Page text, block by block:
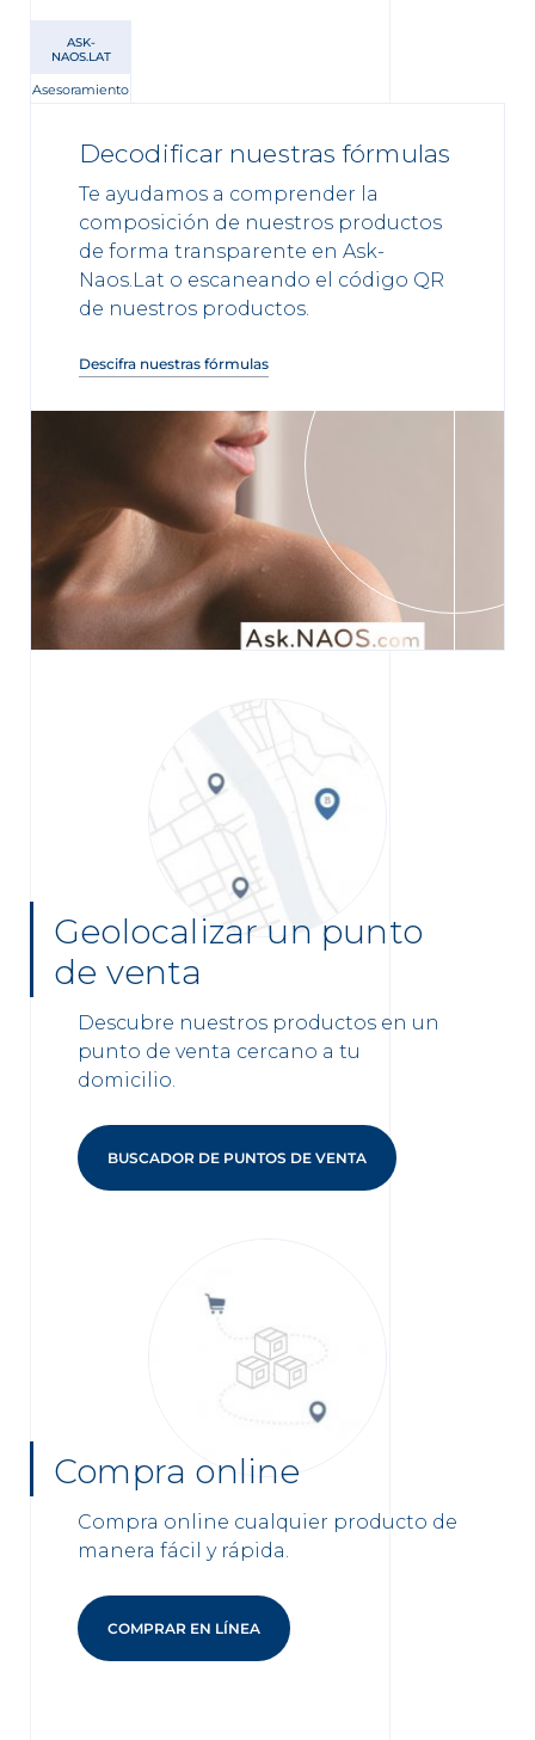
ASK-
NAOS.LAT
Asesoramiento
Decodificar nuestras fórmulas
Te ayudamos a comprender la
composición de nuestros productos
de forma transparente en Ask-
Naos.Lat o escaneando el código QR
de nuestros productos.
Descifra nuestras fórmulas
Geolocalizar un punto
de venta
Descubre nuestros productos en un
punto de venta cercano a tu
domicilio.
BUSCADOR DE PUNTOS DE VENTA
Compra online
Compra online cualquier producto de
manera fácil y rápida.
COMPRAR EN LÍNEA